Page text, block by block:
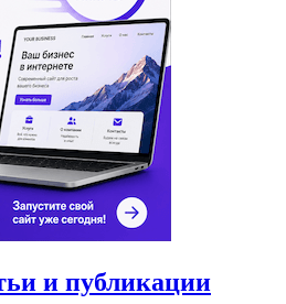
и публикации